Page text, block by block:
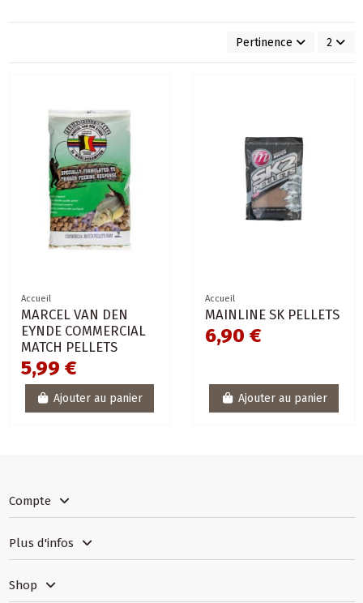
Pertinence 2
Accueil
MARCEL VAN DEN
EYNDE COMMERCIAL
MATCH PELLETS
5,99 €
Ajouter au panier
Accueil
MAINLINE SK PELLETS
6,90 €
Ajouter au panier
Compte
Plus d'infos
Shop